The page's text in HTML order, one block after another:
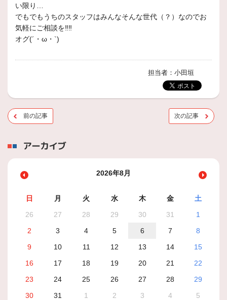
い限り…
でもでもうちのスタッフはみんなそんな世代（？）なのでお
気軽にご相談を‼‼
オグ(´・ω・`)
担当者：小田垣
前の記事 次の記事
アーカイブ
2026年8月
日 月 火 水 木 金
土
26
27 28 29 30 31
1
2
3 4 5 6 7
8
9
10 11 12 13 14
15
16
17 18 19 20 21
22
23
24 25 26 27 28
29
30
31 1 2 3 4 5